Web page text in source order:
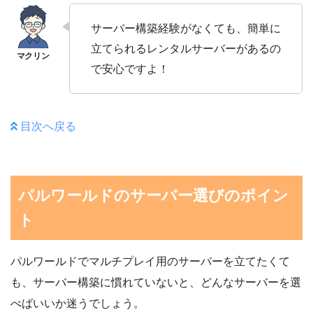
サーバー構築経験がなくても、簡単に
立てられるレンタルサーバーがあるの
で安心ですよ！
目次へ戻る
パルワールドのサーバー選びのポイン
ト
パルワールドでマルチプレイ用のサーバーを立てたくて
も、サーバー構築に慣れていないと、どんなサーバーを選
べばいいか迷うでしょう。